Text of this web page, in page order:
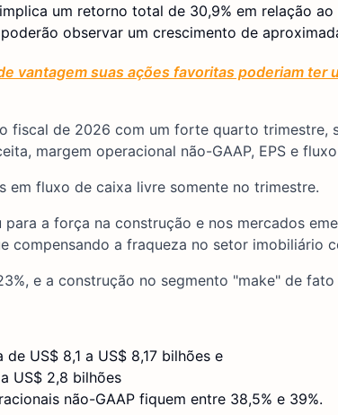
um retorno total de 30,9% em relação
observar um crescimento de
vantagem suas ações favoritas poderiam ter
fiscal de 2026 com um forte quarto trimestre,
margem operacional não-GAAP, EPS e
em fluxo de caixa livre somente no trimestre.
para a força na construção e nos mercados
compensando a fraqueza no setor imobiliário
e a construção no segmento "make" de
US$ 8,1 a US$ 8,17 bilhões e
US$ 2,8 bilhões
não-GAAP fiquem entre 38,5% e 39%.